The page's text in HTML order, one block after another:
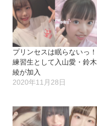
プリンセスは眠らないっ！
練習生として入山愛・鈴木
綾が加入
2020年11月28日